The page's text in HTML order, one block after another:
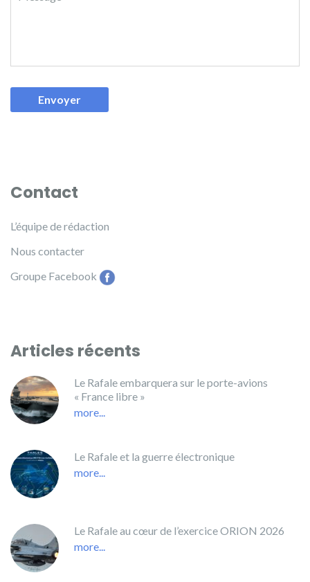
Contact
L’équipe de rédaction
Nous contacter
Groupe Facebook
Articles récents
Le Rafale embarquera sur le porte-avions
« France libre »
more...
Le Rafale et la guerre électronique
more...
Le Rafale au cœur de l’exercice ORION 2026
more...